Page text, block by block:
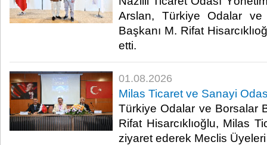
Arslan, Türkiye Odalar
Başkanı M. Rifat
etti.​
01.08.2026
Milas Ticaret ve Sanayi
Türkiye Odalar ve Borsalar
Rifat Hisarcıklıoğlu, Milas
ziyaret ederek Meclis